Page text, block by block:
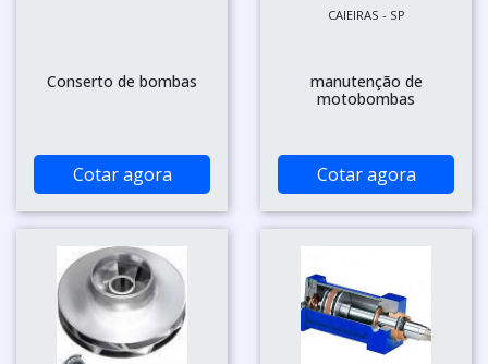
Conserto de bombas
Cotar agora
CAIEIRAS - SP
manutenção de
motobombas
Cotar agora